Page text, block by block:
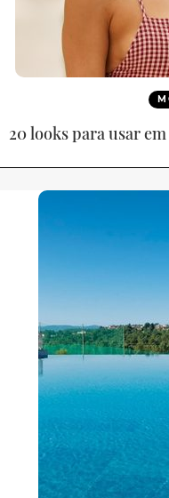
20 looks para usar